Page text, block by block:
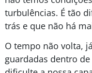
turbulências. É tão
trás e que não há
O tempo não volta,
guardadas dentro